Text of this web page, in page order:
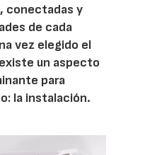
conectadas y
de cada
vez elegido el
un aspecto
para
la instalación.